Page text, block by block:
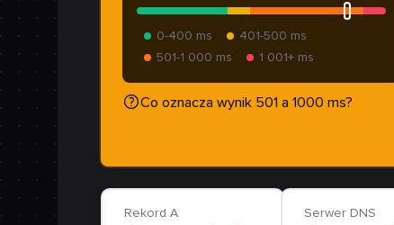
0-400 ms
401-500 ms
501-1 000 ms
1 001+ ms
Co oznacza wynik 501 a 1000 ms?
Rekord A Serwer DNS